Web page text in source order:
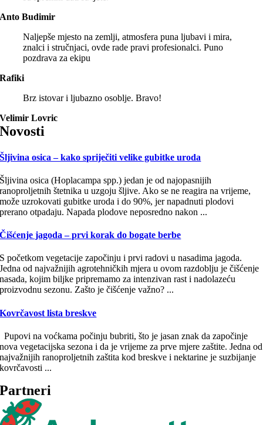
Anto Budimir
Naljepše mjesto na zemlji, atmosfera puna ljubavi i mira,
znalci i stručnjaci, ovde rade pravi profesionalci. Puno
pozdrava za ekipu
Rafiki
Brz istovar i ljubazno osoblje. Bravo!
Velimir Lovric
Novosti
Šljivina osica – kako spriječiti velike gubitke uroda
Šljivina osica (Hoplacampa spp.) jedan je od najopasnijih
ranoproljetnih štetnika u uzgoju šljive. Ako se ne reagira na vrijeme,
može uzrokovati gubitke uroda i do 90%, jer napadnuti plodovi
prerano otpadaju. Napada plodove neposredno nakon ...
Čišćenje jagoda – prvi korak do bogate berbe
S početkom vegetacije započinju i prvi radovi u nasadima jagoda.
Jedna od najvažnijih agrotehničkih mjera u ovom razdoblju je čišćenje
nasada, kojim biljke pripremamo za intenzivan rast i nadolazeću
proizvodnu sezonu. Zašto je čišćenje važno? ...
Kovrčavost lista breskve
Pupovi na voćkama počinju bubriti, što je jasan znak da započinje
nova vegetacijska sezona i da je vrijeme za prve mjere zaštite. Jedna od
najvažnijih ranoproljetnih zaštita kod breskve i nektarine je suzbijanje
kovrčavosti ...
Partneri